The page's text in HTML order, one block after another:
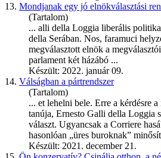
13. Mondjanak egy jó elnökválasztási
(Tartalom)
... alli della Loggia liberális
della Serában. Nos, faramuci
megválasztott elnök a
parlament két házábó ...
Készült: 2022. január 09.
14. Válságban a pártrendszer
(Tartalom)
... et lehelni bele. Erre a kérdésre
tanúja, Ernesto Galli della Loggia
választ. Ugyancsak a Corriere
hasonlóan „üres buroknak”
Készült: 2021. december 21.